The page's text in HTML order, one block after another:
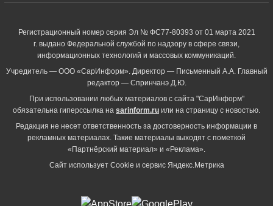
Регистрационный номер серия Эл № ФС77-80393 от 01 марта 2021
г. выдано Федеральной службой по надзору в сфере связи,
информационных технологий и массовых коммуникаций.
Учредитель — ООО «СарИнформ». Директор — Письменный А.А. Главный
редактор — Спринчанэ Д.Ю.
При использовании любых материалов с сайта "СарИнформ"
обязательна гиперссылка на sarinform.ru или на страницу с новостью.
Редакция не несет ответственность за достоверность информации в
рекламных материалах. Такие материалы выходят с пометкой
«Партнёрский материал» и «Реклама».
Сайт использует Cookie и сервиc Яндекс.Метрика